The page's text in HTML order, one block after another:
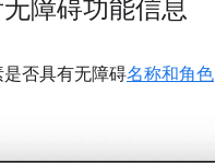
障碍功能信息
否具有无障碍名称和角色